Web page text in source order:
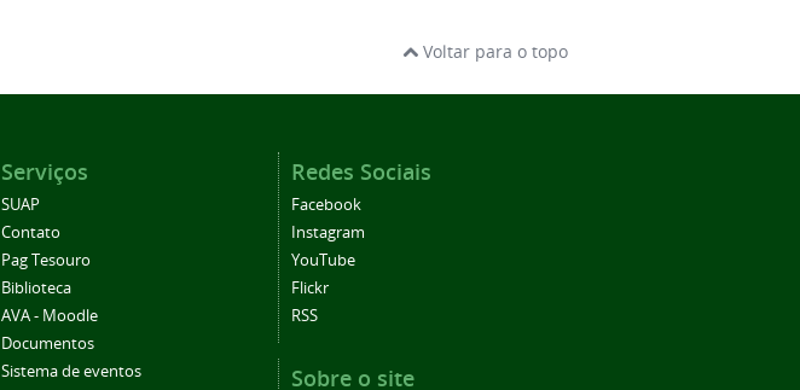
Voltar para o topo
Serviços
SUAP
Contato
Pag Tesouro
Biblioteca
AVA - Moodle
Documentos
Sistema de eventos
Redes Sociais
Facebook
Instagram
YouTube
Flickr
RSS
Sobre o site